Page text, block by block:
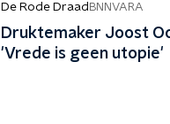
De Rode Draad BNNVARA
Druktemaker Joost
'Vrede is geen utopie'